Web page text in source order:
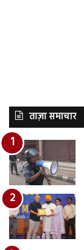
ताज़ा समाचार